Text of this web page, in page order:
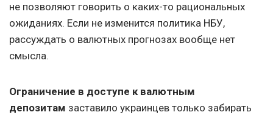
не позволяют говорить о каких-то рациональных
ожиданиях. Если не изменится политика НБУ,
рассуждать о валютных прогнозах вообще нет
смысла.
Ограничение в доступе к валютным
депозитам заставило украинцев только забирать